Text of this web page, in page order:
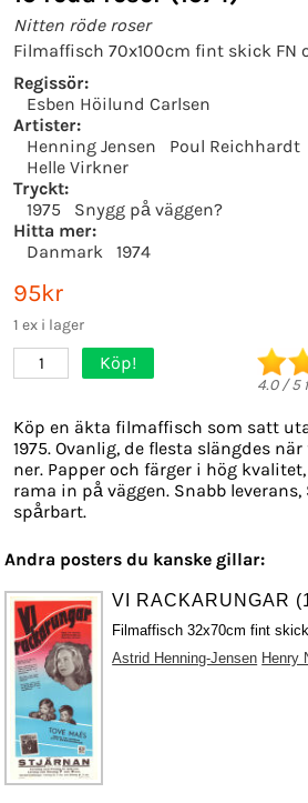
Nitten röde roser
Filmaffisch 70x100cm fint skick FN
Regissör:
Esben Höilund Carlsen
Artister:
Henning Jensen
Poul Reichhardt
Helle Virkner
Tryckt:
1975
Snygg på väggen?
Hitta mer:
Danmark
1974
95kr
1 ex i lager
1 Köp!
4.0/5
Köp en äkta filmaffisch som satt
1975. Ovanlig, de flesta slängdes
ner. Papper och färger i hög
rama in på väggen. Snabb leverans,
spårbart.
Andra posters du kanske gillar:
VI RACKARUNGAR
Filmaffisch 32x70cm fint
Astrid Henning-Jensen Henry